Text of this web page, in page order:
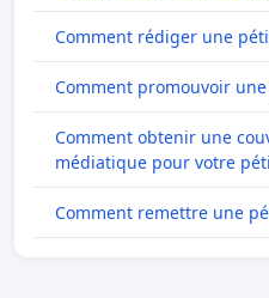
Comment rédiger une
Comment promouvoir
Comment obtenir une
médiatique pour votre
Comment remettre une